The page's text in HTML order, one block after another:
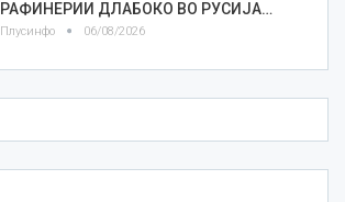
РАФИНЕРИИ ДЛАБОКО ВО РУСИЈА…
Плусинфо 06/08/2026